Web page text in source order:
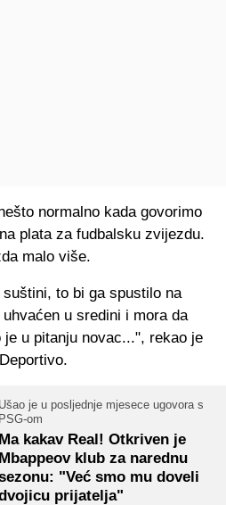
normalno kada govorimo
plata za fudbalsku zvijezdu.
malo više.
to bi ga spustilo na
u sredini i mora da
u pitanju novac...", rekao je
Ušao je u posljednje mjesece ugovora s
PSG-om
Ma kakav Real! Otkriven je
Mbappeov klub za narednu
"Već smo mu doveli
prijatelja"